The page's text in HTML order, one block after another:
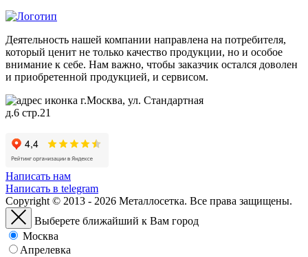
Деятельность нашей компании направлена на потребителя,
который ценит не только качество продукции, но и особое
внимание к себе. Нам важно, чтобы заказчик остался доволен
и приобретенной продукцией, и сервисом.
г.Москва, ул. Стандартная
д.6 стр.21
Написать нам
Написать в telegram
Copyright © 2013 - 2026 Металлосетка. Все права защищены.
Выберете ближайший к Вам город
Москва
Апрелевка